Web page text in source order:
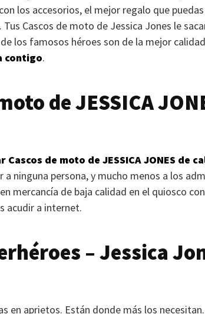
los accesorios, el mejor regalo que
Cascos de moto de Jessica Jones le
los famosos héroes son de la mejor
contigo.
deJESSICA
Cascos de moto de JESSICA JONES de
a ninguna persona, y mucho menos a los
mercancía de baja calidad en el quiosco
acudir a internet.
– Jessica
en aprietos. Están donde más los